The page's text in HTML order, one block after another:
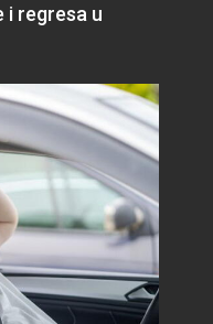
i regresa u